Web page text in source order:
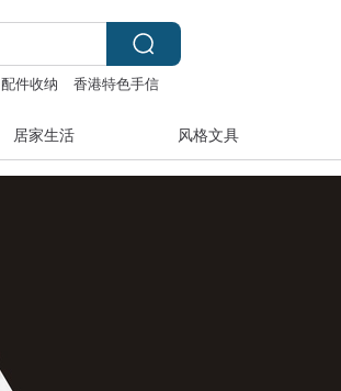
配件收纳 香港特色手信
居家生活 风格文具